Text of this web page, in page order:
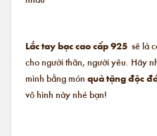
Lắc tay bạc cao cấp 925 sẽ là
cho người thân, người yêu. Hãy
mình bằng món quà tặng độc
vô hình này nhé bạn!